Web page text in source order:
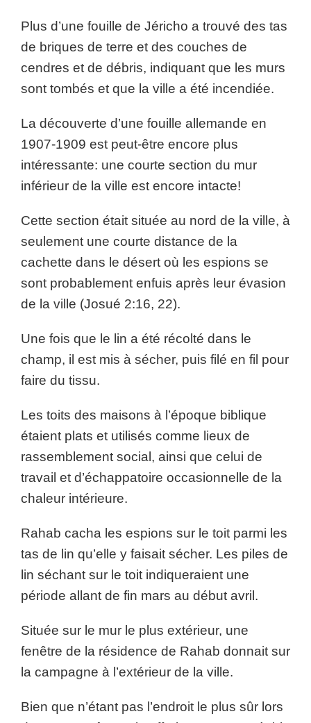
Plus d’une fouille de Jéricho a trouvé des tas
de briques de terre et des couches de
cendres et de débris, indiquant que les murs
sont tombés et que la ville a été incendiée.
La découverte d’une fouille allemande en
1907-1909 est peut-être encore plus
intéressante: une courte section du mur
inférieur de la ville est encore intacte!
Cette section était située au nord de la ville, à
seulement une courte distance de la
cachette dans le désert où les espions se
sont probablement enfuis après leur évasion
de la ville (Josué 2:16, 22).
Une fois que le lin a été récolté dans le
champ, il est mis à sécher, puis filé en fil pour
faire du tissu.
Les toits des maisons à l’époque biblique
étaient plats et utilisés comme lieux de
rassemblement social, ainsi que celui de
travail et d’échappatoire occasionnelle de la
chaleur intérieure.
Rahab cacha les espions sur le toit parmi les
tas de lin qu’elle y faisait sécher. Les piles de
lin séchant sur le toit indiqueraient une
période allant de fin mars au début avril.
Située sur le mur le plus extérieur, une
fenêtre de la résidence de Rahab donnait sur
la campagne à l’extérieur de la ville.
Bien que n’étant pas l’endroit le plus sûr lors